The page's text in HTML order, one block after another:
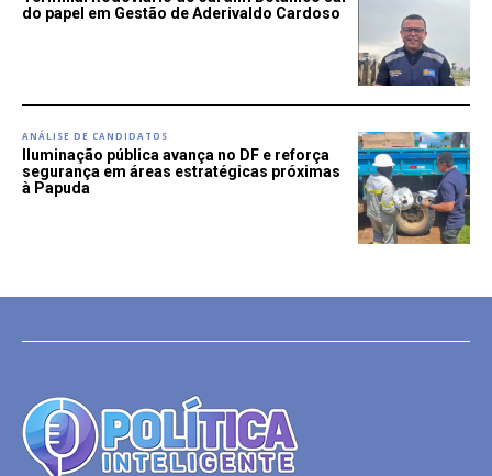
do papel em Gestão de Aderivaldo Cardoso
ANÁLISE DE CANDIDATOS
Iluminação pública avança no DF e reforça
segurança em áreas estratégicas próximas
à Papuda